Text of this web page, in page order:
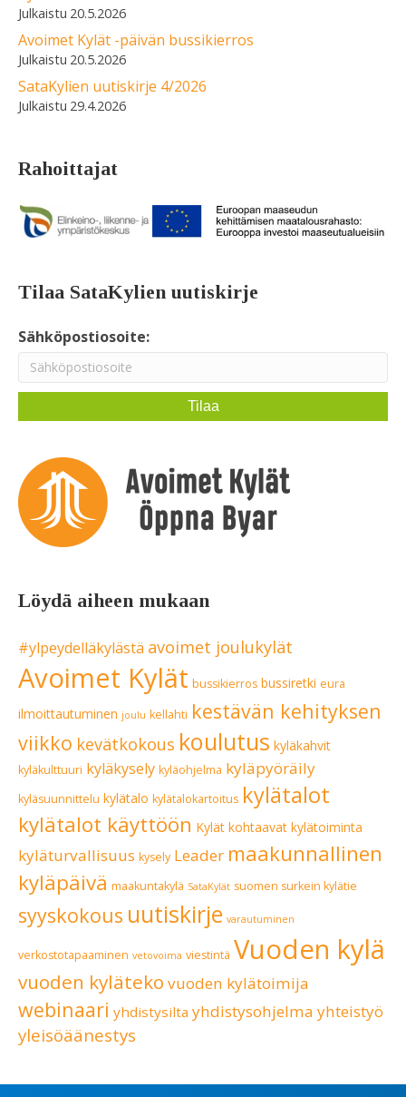
20.5.2026
Avoimet Kylät -päivän bussikierros
20.5.2026
SataKylien uutiskirje 4/2026
29.4.2026
Rahoittajat
Tilaa SataKylien uutiskirje
Sähköpostiosoite:
Löydä aiheen mukaan
#ylpeydelläkylästä avoimet joulukylät
Avoimet Kylät bussikierros bussiretki eura
ilmoittautuminen joulu kellahti kestävän kehityksen
viikko kevätkokous koulutus kyläkahvit
kyläkulttuuri kyläkysely kyläohjelma kyläpyöräily
kyläsuunnittelu kylätalo kylätalokartoitus kylätalot
kylätalot käyttöön Kylät kohtaavat kylätoiminta
kyläturvallisuus kysely Leader maakunnallinen
kyläpäivä maakuntakylä SataKylät suomen surkein kylätie
syyskokous uutiskirje varautuminen
verkostotapaaminen vetovoima viestintä Vuoden kylä
vuoden kyläteko vuoden kylätoimija
webinaari yhdistysilta yhdistysohjelma yhteistyö
yleisöäänestys